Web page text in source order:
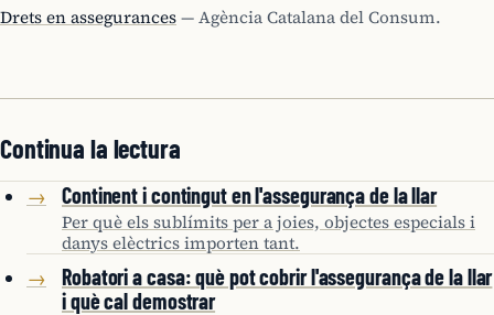
Drets en assegurances— Agència Catalana del Consum.
Continua la lectura
→ Continent i contingut en l'assegurança de la llar
Per què els sublímits per a joies, objectes especials i
danys elèctrics importen tant.
→
Robatori a casa: què pot cobrir l'assegurança de la llar
i què cal demostrar